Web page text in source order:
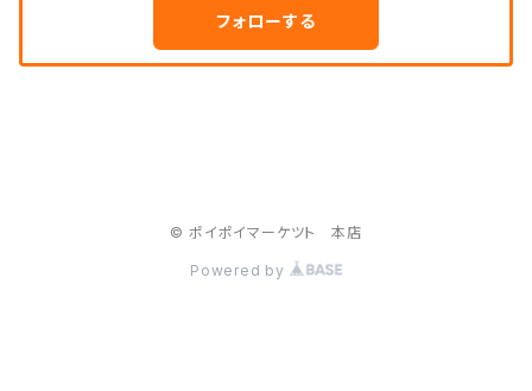
フォローする
© ポイポイマーケツト 本店
Powered by